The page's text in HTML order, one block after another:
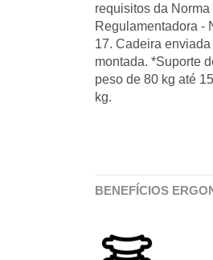
requisitos da Norma
Regulamentadora -
17. Cadeira enviada
montada. *Suporte
peso de 80 kg até
kg.
BENEFÍCIOS